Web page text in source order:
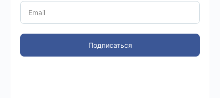
Подписаться